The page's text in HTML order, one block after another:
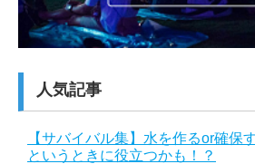
人気記事
【サバイバル集】水を作るor確保
というときに役立つかも！？